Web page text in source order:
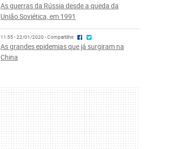
As guerras da Rússia desde a queda da
União Soviética, em 1991
11:55 - 22/01/2020 - Compartilhe
As grandes epidemias que já surgiram na
China